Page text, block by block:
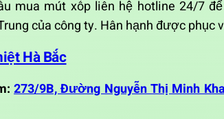
mua mút xốp liên hệ hotline 24/7
của công ty. Hân hạnh được phục
Hà Bắc
273/9B, Đường Nguyễn Thị Minh